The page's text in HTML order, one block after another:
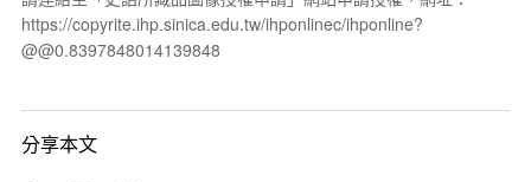
https://copyrite.ihp.sinica.edu.tw/ihponlinec/ihponline?
@@0.8397848014139848
分享本文